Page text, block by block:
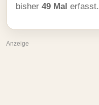
bisher 49 Mal erfasst.
Anzeige